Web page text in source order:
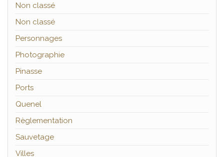
Non classé
Non classé
Personnages
Photographie
Pinasse
Ports
Quenel
Règlementation
Sauvetage
Villes